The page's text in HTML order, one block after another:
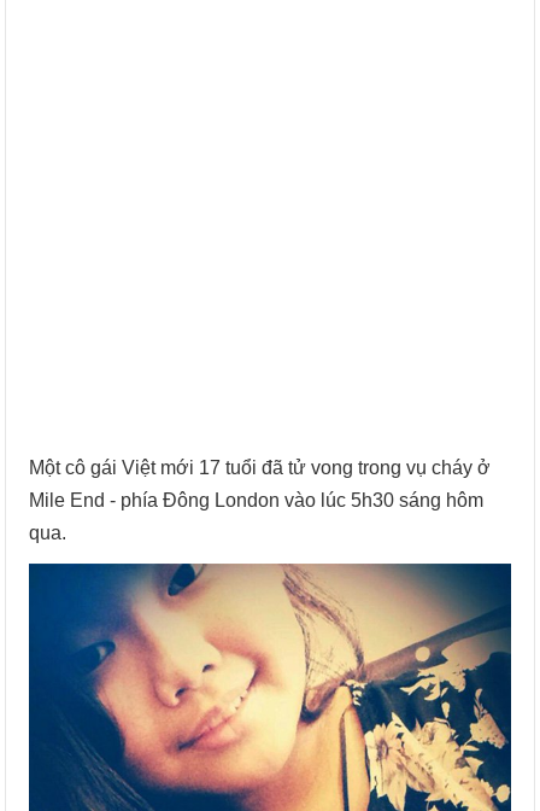
Một cô gái Việt mới 17 tuổi đã tử vong trong vụ cháy ở
Mile End - phía Đông London vào lúc 5h30 sáng hôm
qua.